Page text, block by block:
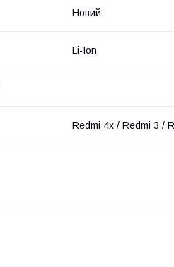
Новий
Li-Ion
Redmi 4x / Redmi 3 /